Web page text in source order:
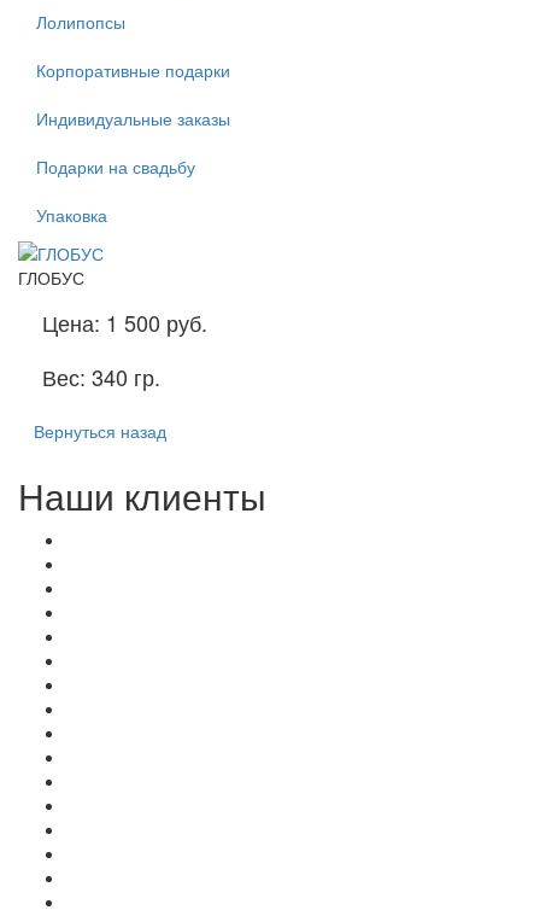
Лолипопсы
Корпоративные подарки
Индивидуальные заказы
Подарки на свадьбу
Упаковка
ГЛОБУС
Цена: 1 500 руб.
Вес: 340 гр.
Вернуться назад
Наши клиенты